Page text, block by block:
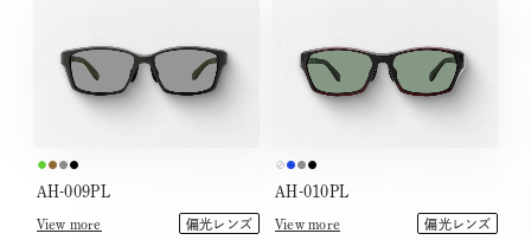
AH-009PL
View more 偏光レンズ
AH-010PL
View more 偏光レンズ